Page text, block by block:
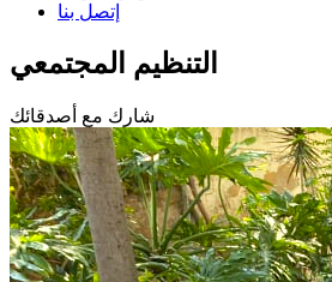
إتصل بنا
التنظيم المجتمعي
شارك مع أصدقائك